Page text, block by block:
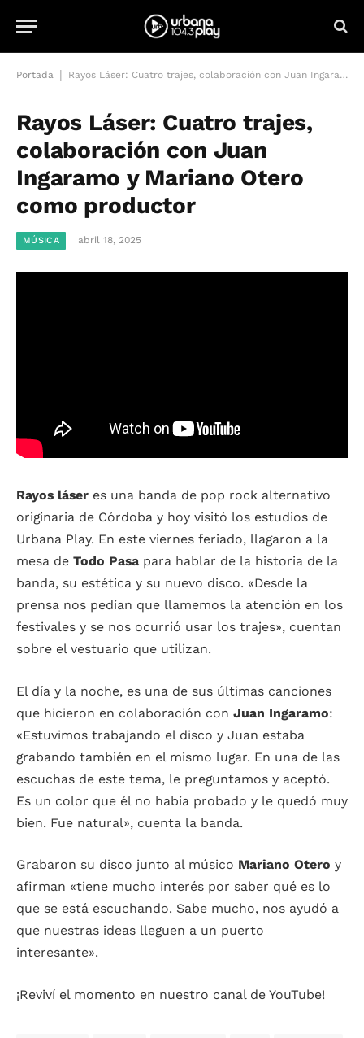
Portada Rayos Láser: Cuatro trajes, colaboración con Juan Ingaramo y Mariano Otero como productor
Rayos Láser: Cuatro trajes,
colaboración con Juan
Ingaramo y Mariano Otero
como productor
MÚSICA abril 18, 2025
Rayos láser es una banda de pop rock alternativo
originaria de Córdoba y hoy visitó los estudios de
Urbana Play. En este viernes feriado, llagaron a la
mesa de Todo Pasa para hablar de la historia de la
banda, su estética y su nuevo disco. «Desde la
prensa nos pedían que llamemos la atención en los
festivales y se nos ocurrió usar los trajes», cuentan
sobre el vestuario que utilizan.
El día y la noche, es una de sus últimas canciones
que hicieron en colaboración con Juan Ingaramo:
«Estuvimos trabajando el disco y Juan estaba
grabando también en el mismo lugar. En una de las
escuchas de este tema, le preguntamos y aceptó.
Es un color que él no había probado y le quedó muy
bien. Fue natural», cuenta la banda.
Grabaron su disco junto al músico Mariano Otero y
afirman «tiene mucho interés por saber qué es lo
que se está escuchando. Sabe mucho, nos ayudó a
que nuestras ideas lleguen a un puerto
interesante».
¡Reviví el momento en nuestro canal de YouTube!